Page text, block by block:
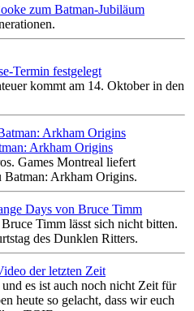
zum Batman-Jubiläum
Termin festgelegt
kommt am 14. Oktober in den
Arkham Origins
Games Montreal liefert
Arkham Origins.
Days von Bruce Timm
Timm lässt sich nicht bitten.
des Dunklen Ritters.
der letzten Zeit
es ist auch noch nicht Zeit für
heute so gelacht, dass wir euch